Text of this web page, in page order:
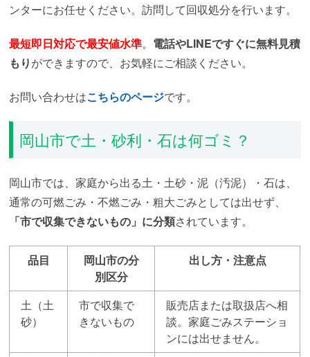
ンターにお任せください。訪問して回収処分を行います。
最短即日対応で最安値水準。 電話やLINEですぐに無料見積
もりができますので、お気軽にご相談ください。
お問い合わせはこちらのページです。
岡山市で土・砂利・石は何ゴミ？
岡山市では、家庭から出る土・土砂・泥（汚泥）・石は、
通常の可燃ごみ・不燃ごみ・粗大ごみとしては出せず、
「市で収集できないもの」に分類されています。
品目
岡山市の分
別区分
出し方・注意点
土（土
砂）
市で収集で
きないもの
販売店または取扱店へ相
談。家庭ごみステーショ
ンには出せません。